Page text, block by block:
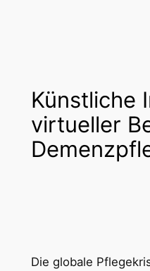
Künstliche
virtueller
Die globale